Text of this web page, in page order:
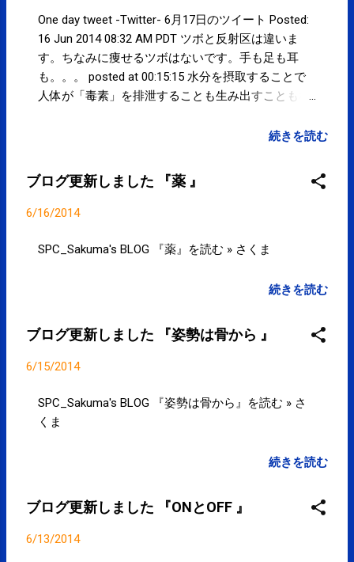
常通りの営業です。 営業予定 ≫ 定
期的・集中的な通院には こちら 。
SPCstyle-club » 夏バテ予防にも！ ア
ミノバイタル プロ 好評発売中！！
SPCstyle-store(Yahoo! ストア)
One day tweet -Twitter- 6月17日のツイート Posted:
16 Jun 2014 08:32 AM PDT ツボと反射区は違いま
す。ちなみに痩せるツボはないです。手も足も耳
も。。。 posted at 00:15:15 水分を摂取することで
人体が「毒素」を排泄することも生み出すこともな
に、排泄のために存在する器官によって排泄され
。 posted at 00:24:10 痩せたいと思っている人は、
なぜ痩せたいのか？なぜ痩せていない(太っているも
しくは太っていると思う)のか？をまずは明確にする
Posted: 15 Jun 2014 11:46 PM PDT エセ科学に立ち
ポイント : ライフハッカー［日本版］ goo.gl/1z4qXD
を生み出すことはありません。人体からの排泄物
は、肝臓などの器官ですぐに代謝され、腎臓のよう
に、排泄のために存在する器官によって排泄される
のポイント bit.ly/1n1XGRl posted at 12:12:14 服薬は
なぜ食後30分なのか？ | nikkei BPnet 〈日経BPネッ
皆さんでも、医師から薬を処方されたことがないと
BLOG goo.gl/HsZdbm posted at 15:46:41 You are
subscribed to email updates from サクマフィジカル
続きを読む
ブログ更新しました 『薬 』
6/16/2014
SPC_Sakuma's BLOG 『薬』を読む » さくま
続きを読む
ブログ更新しました 『姿勢は骨から 』
6/15/2014
SPC_Sakuma's BLOG 『姿勢は骨から』を読む » さ
くま
続きを読む
ブログ更新しました 『ONとOFF 』
6/13/2014